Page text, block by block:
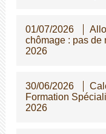
01/07/2026
chômage : pas de
2026
30/06/2026
Formation
2026